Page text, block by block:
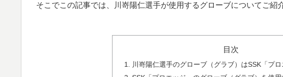
そこでこの記事では、川嵜陽仁選手が使用するグローブについてご紹
目次
川嵜陽仁選手のグローブ（グラブ）はSSK「プロ